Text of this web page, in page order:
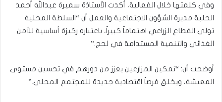
وفي كلمتها خلال الفعالية، أكدت الأستاذة سميرة عبدالله أحمد
الحلبة مديرة الشؤون الاجتماعية والعمل أن “السلطة المحلية
تولي القطاع الزراعي اهتماماً كبيراً، باعتباره ركيزة أساسية للأمن
الغذائي والتنمية المستدامة في لحج.”
أوضحت أن: “تمكين المزارعين يعزز من دورهم في تحسين مستوى
المعيشة، ويخلق فرصاً اقتصادية جديدة للمجتمع المحلي.”